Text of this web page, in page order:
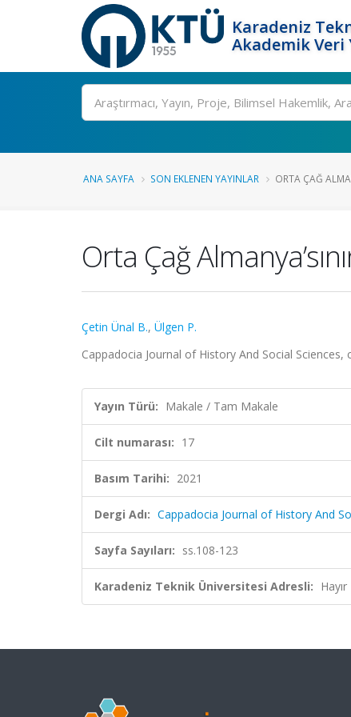
Karadeniz
Akademik Veri
Ara
ANA SAYFA SON EKLENEN YAYINLAR ORTA ÇAĞ
Orta Çağ
Çetin Ünal B., Ülgen P.
Cappadocia Journal of History And Social
Yayın Türü: Makale / Tam Makale
Cilt numarası: 17
Basım Tarihi: 2021
Dergi Adı: Cappadocia Journal of History And
Sayfa Sayıları: ss.108-123
Karadeniz Teknik Üniversitesi Adresli: Hayır